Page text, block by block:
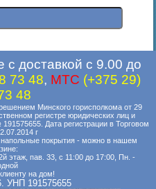
с доставкой с 9.00 до
73 48, MTC (+375 29)
48
Минского горисполкома от 29
регистре юридических лиц и
Дата регистрации в Торговом
г
покрытия - можно в нашем
этаж, пав. 33, с 11:00 до 17:00, Пн. -
на дом!
УНП 191575655